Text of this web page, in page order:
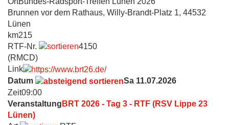
Brunnen vor dem Rathaus, Willy-Brandt-Platz 1, 44532
Lünen
km215
RTF-Nr.
4150
(RMCD)
Link
Datum
Sa 11.07.2026
Zeit09:00
Veranstaltung BRT 2026 - Tag 3 - RTF (RSV Lippe 23
Lünen)